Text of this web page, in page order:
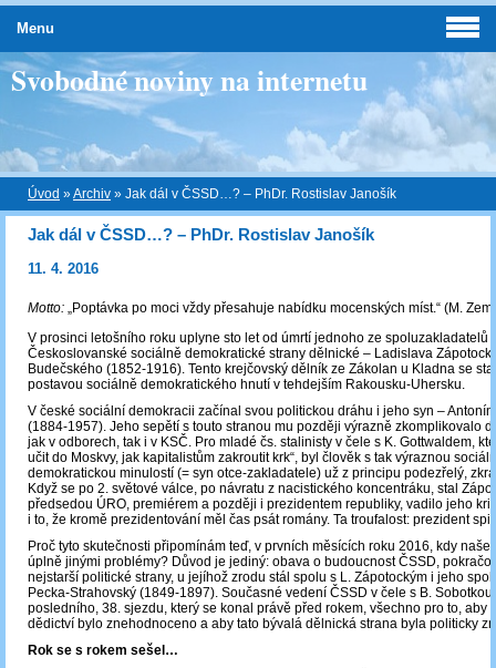
Svobodné noviny na internetu
Úvod »Archiv » Jak dál v ČSSD…? – PhDr. Rostislav Janošík
Jak dál v ČSSD…? – PhDr. Rostislav Janošík
11. 4. 2016
Motto: „Poptávka po moci vždy přesahuje nabídku mocenských míst.“ (M.
V prosinci letošního roku uplyne sto let od úmrtí jednoho ze spoluzakladatelů
Českoslovanské sociálně demokratické strany dělnické – Ladislava
Budečského (1852-1916). Tento krejčovský dělník ze Zákolan u Kladna se
postavou sociálně demokratického hnutí v tehdejším Rakousku-Uhersku.
V české sociální demokracii začínal svou politickou dráhu i jeho syn –
(1884-1957). Jeho sepětí s touto stranou mu později výrazně zkomplikovalo
jak v odborech, tak i v KSČ. Pro mladé čs. stalinisty v čele s K. Gottwaldem,
učit do Moskvy, jak kapitalistům zakroutit krk“, byl člověk s tak výraznou
demokratickou minulostí (= syn otce-zakladatele) už z principu podezřelý,
Když se po 2. světové válce, po návratu z nacistického koncentráku, stal
předsedou ÚRO, premiérem a později i prezidentem republiky, vadilo jeho
i to, že kromě prezidentování měl čas psát romány. Ta troufalost: prezident
Proč tyto skutečnosti připomínám teď, v prvních měsících roku 2016, kdy naše
úplně jinými problémy? Důvod je jediný: obava o budoucnost ČSSD,
nejstarší politické strany, u jejíhož zrodu stál spolu s L. Zápotockým i jeho
Pecka-Strahovský (1849-1897). Současné vedení ČSSD v čele s B.
posledního, 38. sjezdu, který se konal právě před rokem, všechno pro to, aby
dědictví bylo znehodnoceno a aby tato bývalá dělnická strana byla politicky
Rok se s rokem sešel…
Menu